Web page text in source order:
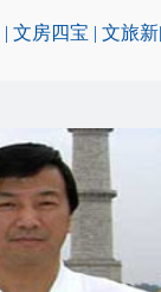
| 文房四宝 | 文旅